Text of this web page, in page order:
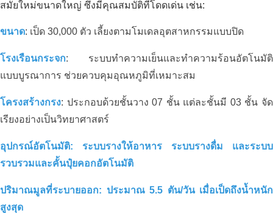
สมัยใหม่ขนาดใหญ่ ซึ่งมีคุณสมบัติที่โดดเด่น เช่น:
ขนาด: เป็ด 30,000 ตัว เลี้ยงตามโมเดลอุตสาหกรรมแบบปิด
โรงเรือนกระจก: ระบบทำความเย็นและทำความร้อนอัตโนมัติ
แบบบูรณาการ ช่วยควบคุมอุณหภูมิที่เหมาะสม
โครงสร้างกรง: ประกอบด้วยชั้นวาง 07 ชั้น แต่ละชั้นมี 03 ชั้น จัด
เรียงอย่างเป็นวิทยาศาสตร์
อุปกรณ์อัตโนมัติ: ระบบรางให้อาหาร ระบบรางดื่ม และระบบ
รวบรวมและคั้นปุ๋ยคอกอัตโนมัติ
ปริมาณมูลที่ระบายออก: ประมาณ 5.5 ตัน/วัน เมื่อเป็ดถึงน้ำหนัก
สูงสุด